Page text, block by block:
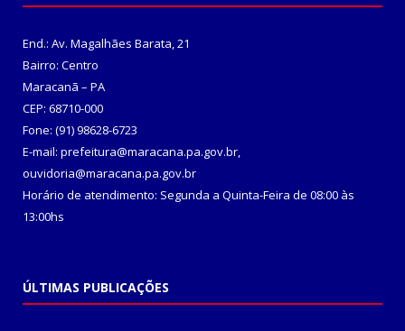
End.: Av. Magalhães Barata, 21
Bairro: Centro
Maracanã – PA
CEP: 68710-000
Fone: (91) 98628-6723
E-mail: prefeitura@maracana.pa.gov.br,
ouvidoria@maracana.pa.gov.br
Horário de atendimento: Segunda a Quinta-Feira de 08:00 às
13:00hs
ÚLTIMAS PUBLICAÇÕES